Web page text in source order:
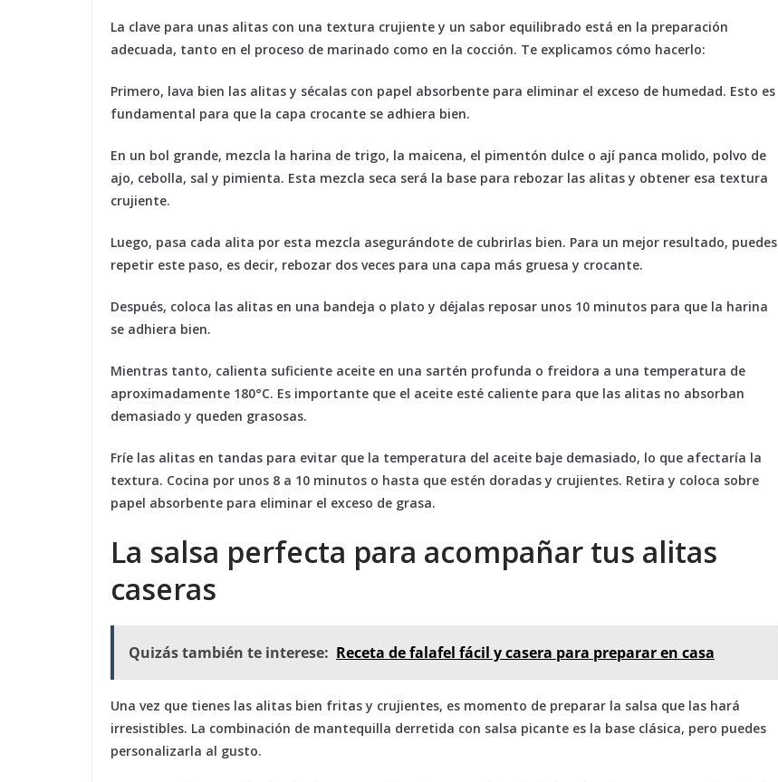
La clave para unas alitas con una textura crujiente y un sabor equilibrado está en la preparación
adecuada, tanto en el proceso de marinado como en la cocción. Te explicamos cómo hacerlo:
Primero, lava bien las alitas y sécalas con papel absorbente para eliminar el exceso de humedad. Esto es
fundamental para que la capa crocante se adhiera bien.
En un bol grande, mezcla la harina de trigo, la maicena, el pimentón dulce o ají panca molido, polvo de
ajo, cebolla, sal y pimienta. Esta mezcla seca será la base para rebozar las alitas y obtener esa textura
crujiente.
Luego, pasa cada alita por esta mezcla asegurándote de cubrirlas bien. Para un mejor resultado, puedes
repetir este paso, es decir, rebozar dos veces para una capa más gruesa y crocante.
Después, coloca las alitas en una bandeja o plato y déjalas reposar unos 10 minutos para que la harina
se adhiera bien.
Mientras tanto, calienta suficiente aceite en una sartén profunda o freidora a una temperatura de
aproximadamente 180°C. Es importante que el aceite esté caliente para que las alitas no absorban
demasiado y queden grasosas.
Fríe las alitas en tandas para evitar que la temperatura del aceite baje demasiado, lo que afectaría la
textura. Cocina por unos 8 a 10 minutos o hasta que estén doradas y crujientes. Retira y coloca sobre
papel absorbente para eliminar el exceso de grasa.
La salsa perfecta para acompañar tus alitas
caseras
Quizás también te interese: Receta de falafel fácil y casera para preparar en casa
Una vez que tienes las alitas bien fritas y crujientes, es momento de preparar la salsa que las hará
irresistibles. La combinación de mantequilla derretida con salsa picante es la base clásica, pero puedes
personalizarla al gusto.